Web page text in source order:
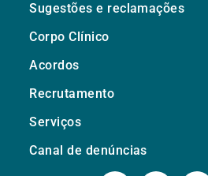
Sugestões e reclamações
Corpo Clínico
Acordos
Recrutamento
Serviços
Canal de denúncias